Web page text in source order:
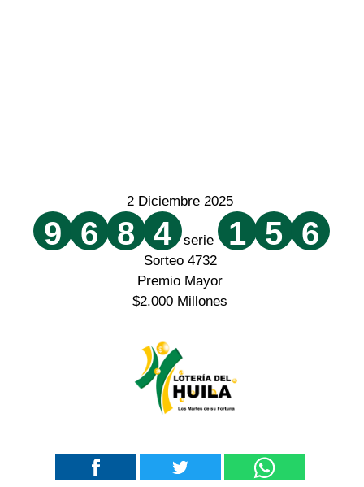
2 Diciembre 2025
9 6 8 4 serie 1 5 6
Sorteo 4732
Premio Mayor
$2.000 Millones